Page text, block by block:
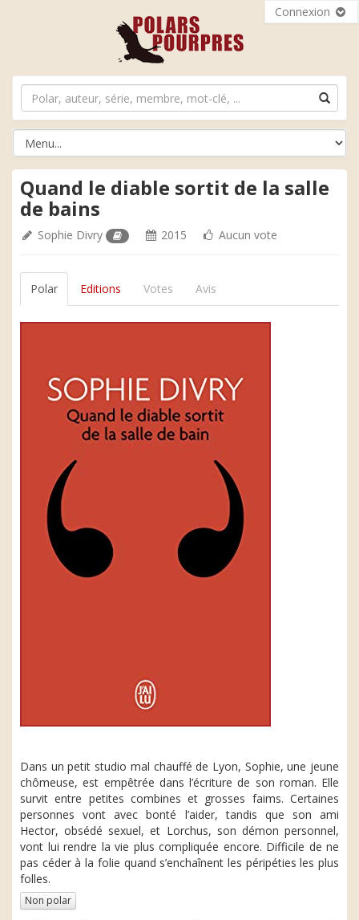
Connexion
Quand le diable sortit de la salle
de bains
Sophie Divry 2015 Aucun vote
Polar Editions Votes Avis
Dans un petit studio mal chauffé de Lyon, Sophie, une jeune
chômeuse, est empêtrée dans l’écriture de son roman. Elle
survit entre petites combines et grosses faims. Certaines
personnes vont avec bonté l’aider, tandis que son ami
Hector, obsédé sexuel, et Lorchus, son démon personnel,
vont lui rendre la vie plus compliquée encore. Difficile de ne
pas céder à la folie quand s’enchaînent les péripéties les plus
folles.
Non polar